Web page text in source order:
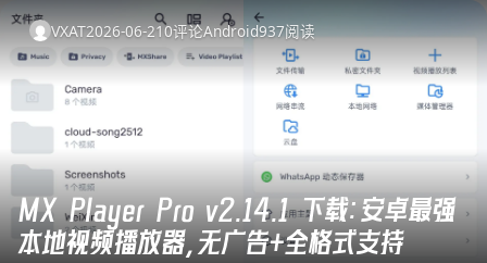
VXAT2026-06-210评论Android937阅读
MX Player Pro v2.14.1 下载：安卓最强
本地视频播放器，无广告+全格式支持